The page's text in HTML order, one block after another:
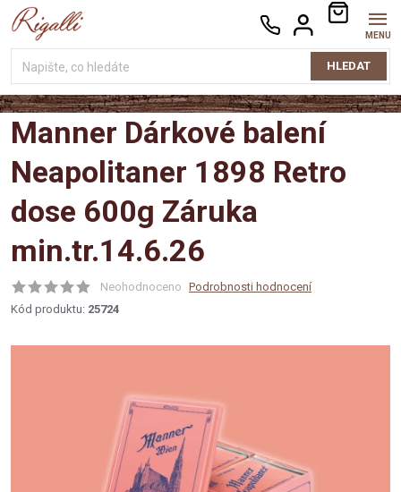
Přejít
na
HLEDAT
NÁKUPNÍ
KOŠÍK
Manner Dárkové balení
Neapolitaner 1898 Retro
dose 600g Záruka
min.tr.14.6.26
Neohodnoceno Podrobnosti hodnocení
Kód produktu: 25724